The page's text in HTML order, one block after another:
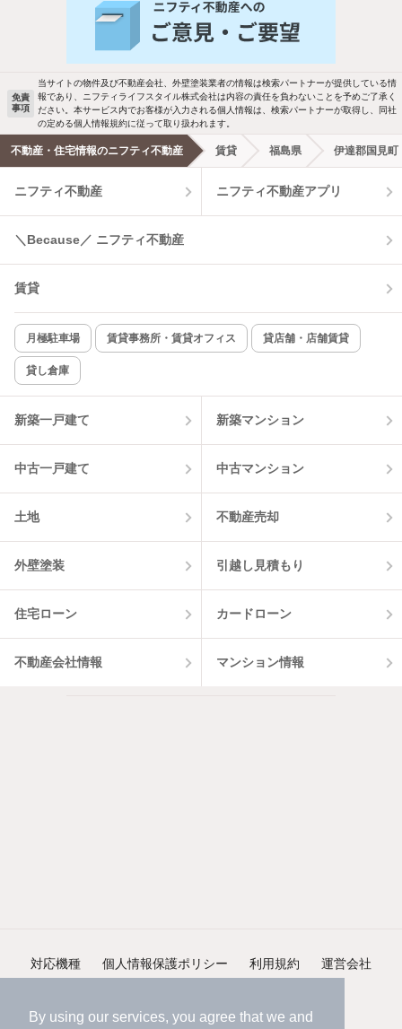
By using our services, you agree that we and
バス・トイレ別 2階以上
洗濯機置場あり 独立洗面台
エアコンあり 都市ガス
温水洗浄便座 オートロック
コンロ2口以上
新着のみ インターネット無料
該当件数:
1件
免責
事項
当サイトの物件及び不動産会社、外壁塗装業者の情報は検索パートナーが提供している情
報であり、ニフティライフスタイル株式会社は内容の責任を負わないことを予めご了承く
ださい。本サービス内でお客様が入力される個人情報は、検索パートナーが取得し、同社
の定める個人情報規約に従って取り扱われます。
不動産・住宅情報のニフティ不動産 賃貸 福島県 伊達郡国見町
ニフティ不動産 ニフティ不動産アプリ
＼Because／ ニフティ不動産
賃貸
月極駐車場 賃貸事務所・賃貸オフィス 貸店舗・店舗賃貸
貸し倉庫
新築一戸建て 新築マンション
中古一戸建て 中古マンション
土地 不動産売却
外壁塗装 引越し見積もり
住宅ローン カードローン
不動産会社情報 マンション情報
対応機種 個人情報保護ポリシー 利用規約 運営会社